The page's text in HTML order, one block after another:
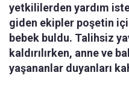
yetkililerden yardım
giden ekipler poşetin
bebek buldu. Talihsiz
kaldırılırken, anne ve
yaşananlar duyanları